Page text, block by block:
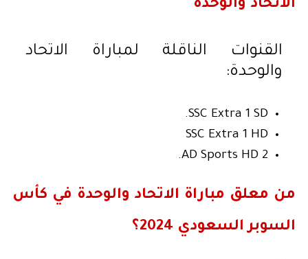
الاتحاد والوحدة
القنوات الناقلة لمباراة الاتحاد
والوحدة:
SSC Extra 1 SD.
SSC Extra 1 HD
AD Sports HD 2.
من معلق مباراة الاتحاد والوحدة في كأس
السوبر السعودي 2024؟